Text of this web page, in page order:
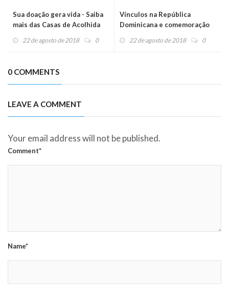
Sua doação gera vida - Saiba
mais das Casas de Acolhida
22 de agosto de 2018 0
Vínculos na República
Dominicana e comemoração
22 de agosto de 2018 0
0 COMMENTS
LEAVE A COMMENT
Your email address will not be published.
Comment*
Name*